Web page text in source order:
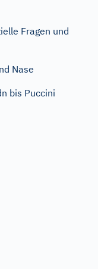
Fragen und
Nase
bis Puccini